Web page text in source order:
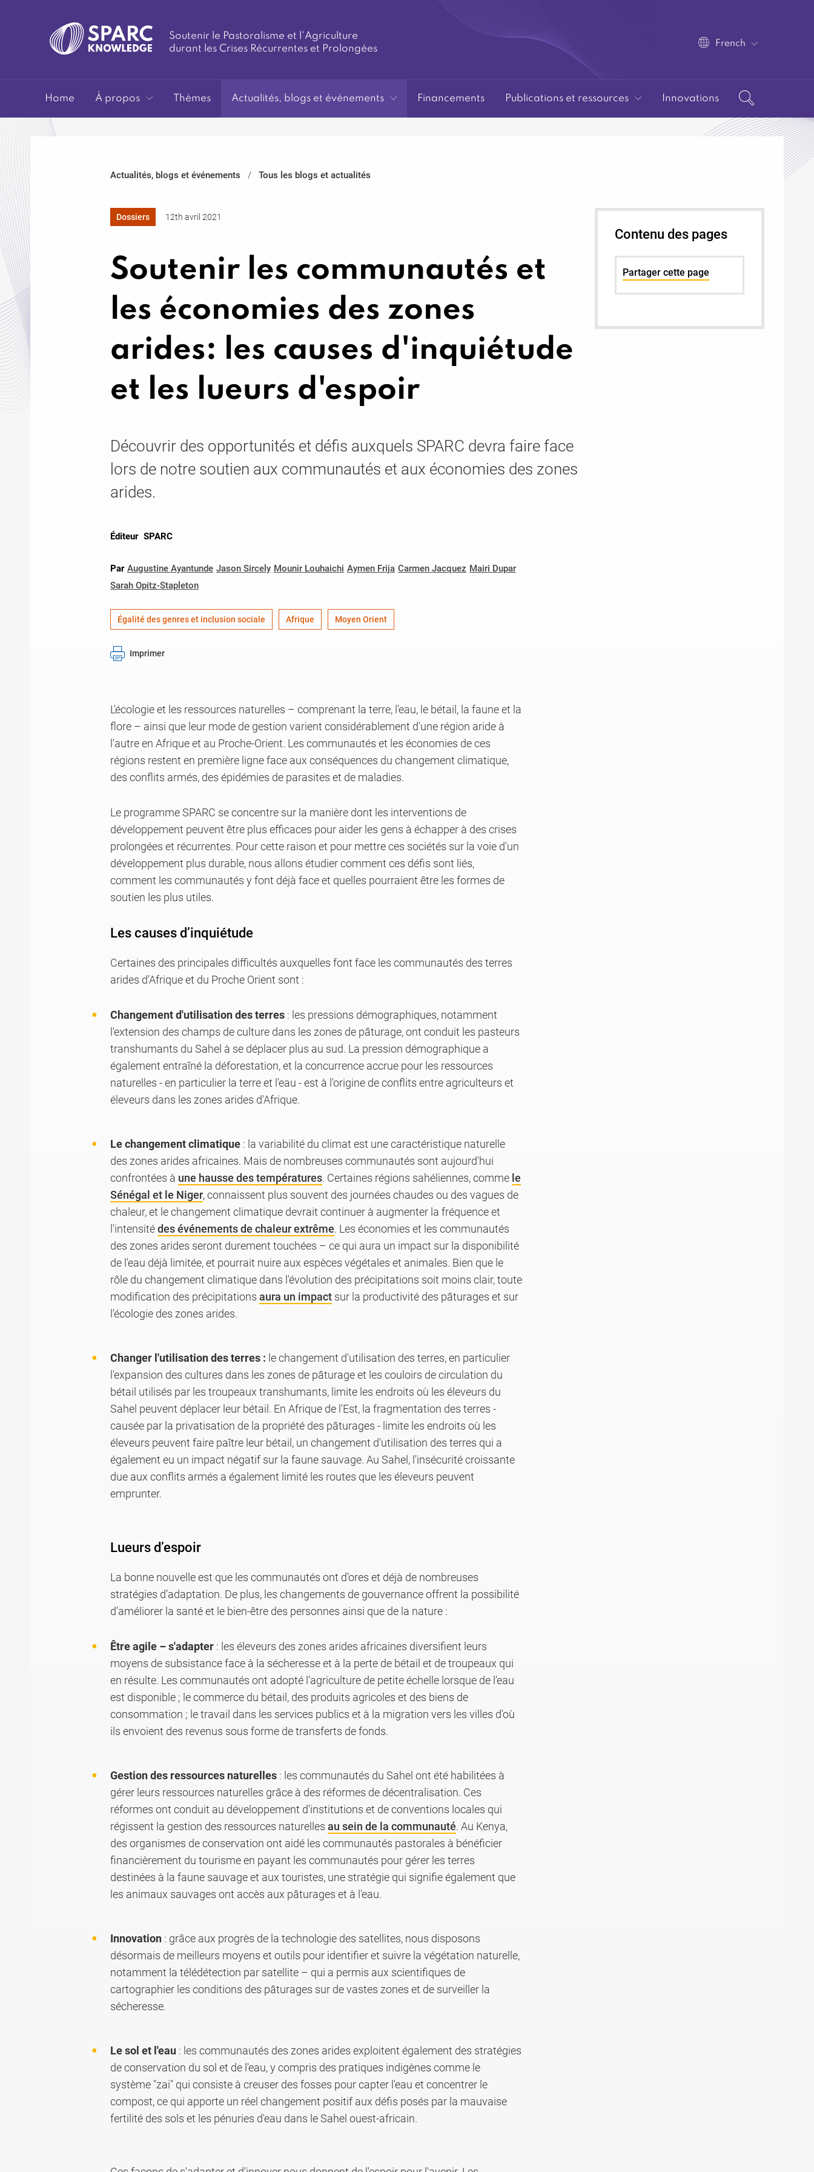
Soutenir le Pastoralisme et l'Agriculture
durant les Crises Récurrentes et Prolongées
Home À propos Thèmes Actualités, blogs et événements Financements Publications et ressources Innovations
French
Actualités, blogs et événements Tous les blogs et actualités
Dossiers 12th avril 2021
Soutenir les communautés et
les économies des zones
arides: les causes d'inquiétude
et les lueurs d'espoir
Découvrir des opportunités et défis auxquels SPARC devra faire face
lors de notre soutien aux communautés et aux économies des zones
arides.
Éditeur SPARC
Par Augustine Ayantunde Jason Sircely Mounir Louhaichi Aymen Frija Carmen Jacquez Mairi Dupar
Sarah Opitz-Stapleton
Égalité des genres et inclusion sociale Afrique Moyen Orient
Imprimer
Contenu des pages
Partager cette page
L'écologie et les ressources naturelles – comprenant la terre, l'eau, le bétail, la faune et la
flore – ainsi que leur mode de gestion varient considérablement d'une région aride à
l'autre en Afrique et au Proche-Orient. Les communautés et les économies de ces
régions restent en première ligne face aux conséquences du changement climatique,
des conflits armés, des épidémies de parasites et de maladies.
Le programme SPARC se concentre sur la manière dont les interventions de
développement peuvent être plus efficaces pour aider les gens à échapper à des crises
prolongées et récurrentes. Pour cette raison et pour mettre ces sociétés sur la voie d'un
développement plus durable, nous allons étudier comment ces défis sont liés,
comment les communautés y font déjà face et quelles pourraient être les formes de
soutien les plus utiles.
Les causes d’inquiétude
Certaines des principales difficultés auxquelles font face les communautés des terres
arides d’Afrique et du Proche Orient sont :
Changement d'utilisation des terres : les pressions démographiques, notamment
l'extension des champs de culture dans les zones de pâturage, ont conduit les pasteurs
transhumants du Sahel à se déplacer plus au sud. La pression démographique a
également entraîné la déforestation, et la concurrence accrue pour les ressources
naturelles - en particulier la terre et l'eau - est à l'origine de conflits entre agriculteurs et
éleveurs dans les zones arides d'Afrique.
Le changement climatique : la variabilité du climat est une caractéristique naturelle
des zones arides africaines. Mais de nombreuses communautés sont aujourd'hui
confrontées à une hausse des températures. Certaines régions sahéliennes, comme le
Sénégal et le Niger, connaissent plus souvent des journées chaudes ou des vagues de
chaleur, et le changement climatique devrait continuer à augmenter la fréquence et
l'intensitédes événements de chaleur extrême. Les économies et les communautés
des zones arides seront durement touchées – ce qui aura un impact sur la disponibilité
de l'eau déjà limitée, et pourrait nuire aux espèces végétales et animales. Bien que le
rôle du changement climatique dans l'évolution des précipitations soit moins clair, toute
modification des précipitations aura un impact sur la productivité des pâturages et sur
l'écologie des zones arides.
Changer l'utilisation des terres : le changement d'utilisation des terres, en particulier
l'expansion des cultures dans les zones de pâturage et les couloirs de circulation du
bétail utilisés par les troupeaux transhumants, limite les endroits où les éleveurs du
Sahel peuvent déplacer leur bétail. En Afrique de l'Est, la fragmentation des terres -
causée par la privatisation de la propriété des pâturages - limite les endroits où les
éleveurs peuvent faire paître leur bétail, un changement d'utilisation des terres qui a
également eu un impact négatif sur la faune sauvage. Au Sahel, l'insécurité croissante
due aux conflits armés a également limité les routes que les éleveurs peuvent
emprunter.
Lueurs d’espoir
La bonne nouvelle est que les communautés ont d’ores et déjà de nombreuses
stratégies d’adaptation. De plus, les changements de gouvernance offrent la possibilité
d’améliorer la santé et le bien-être des personnes ainsi que de la nature :
Être agile – s'adapter : les éleveurs des zones arides africaines diversifient leurs
moyens de subsistance face à la sécheresse et à la perte de bétail et de troupeaux qui
en résulte. Les communautés ont adopté l’agriculture de petite échelle lorsque de l'eau
est disponible ; le commerce du bétail, des produits agricoles et des biens de
consommation ; le travail dans les services publics et à la migration vers les villes d'où
ils envoient des revenus sous forme de transferts de fonds.
Gestion des ressources naturelles : les communautés du Sahel ont été habilitées à
gérer leurs ressources naturelles grâce à des réformes de décentralisation. Ces
réformes ont conduit au développement d'institutions et de conventions locales qui
régissent la gestion des ressources naturelles au sein de la communauté. Au Kenya,
des organismes de conservation ont aidé les communautés pastorales à bénéficier
financièrement du tourisme en payant les communautés pour gérer les terres
destinées à la faune sauvage et aux touristes, une stratégie qui signifie également que
les animaux sauvages ont accès aux pâturages et à l'eau.
Innovation : grâce aux progrès de la technologie des satellites, nous disposons
désormais de meilleurs moyens et outils pour identifier et suivre la végétation naturelle,
notamment la télédétection par satellite – qui a permis aux scientifiques de
cartographier les conditions des pâturages sur de vastes zones et de surveiller la
sécheresse.
Le sol et l'eau : les communautés des zones arides exploitent également des stratégies
de conservation du sol et de l'eau, y compris des pratiques indigènes comme le
système "zai" qui consiste à creuser des fosses pour capter l'eau et concentrer le
compost, ce qui apporte un réel changement positif aux défis posés par la mauvaise
fertilité des sols et les pénuries d'eau dans le Sahel ouest-africain.